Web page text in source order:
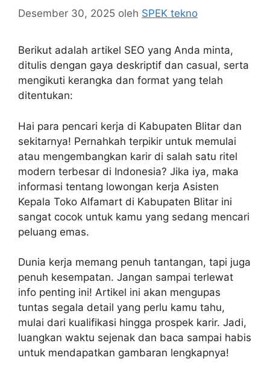
Desember 30, 2025 oleh SPEK tekno
Berikut adalah artikel SEO yang Anda minta,
ditulis dengan gaya deskriptif dan casual, serta
mengikuti kerangka dan format yang telah
ditentukan:
Hai para pencari kerja di Kabupaten Blitar dan
sekitarnya! Pernahkah terpikir untuk memulai
atau mengembangkan karir di salah satu ritel
modern terbesar di Indonesia? Jika iya, maka
informasi tentang lowongan kerja Asisten
Kepala Toko Alfamart di Kabupaten Blitar ini
sangat cocok untuk kamu yang sedang mencari
peluang emas.
Dunia kerja memang penuh tantangan, tapi juga
penuh kesempatan. Jangan sampai terlewat
info penting ini! Artikel ini akan mengupas
tuntas segala detail yang perlu kamu tahu,
mulai dari kualifikasi hingga prospek karir. Jadi,
luangkan waktu sejenak dan baca sampai habis
untuk mendapatkan gambaran lengkapnya!